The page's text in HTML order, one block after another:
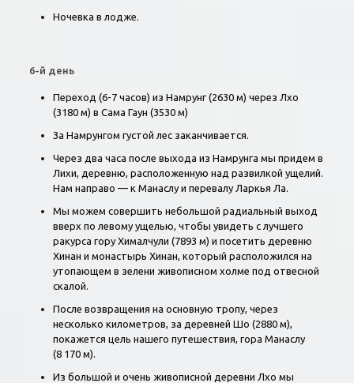
Ночевка в лодже.
6-й день
Переход (6-7 часов) из Намрунг (2630 м) через Лхо
(3180 м) в Сама Гаун (3530 м)
За Намрунгом густой лес заканчивается.
Через два часа после выхода из Намрунга мы придем в
Лихи, деревню, расположенную над развилкой ущелий.
Нам направо — к Манаслу и перевалу Ларкья Ла.
Мы можем совершить небольшой радиальный выход
вверх по левому ущелью, чтобы увидеть с лучшего
ракурса гору Хималчули (7893 м) и посетить деревню
Хинан и монастырь Хинан, который расположился на
утопающем в зелени живописном холме под отвесной
скалой.
После возвращения на основную тропу, через
несколько километров, за деревней Шо (2880 м),
покажется цель нашего путешествия, гора Манаслу
(8 170 м).
Из большой и очень живописной деревни Лхо мы